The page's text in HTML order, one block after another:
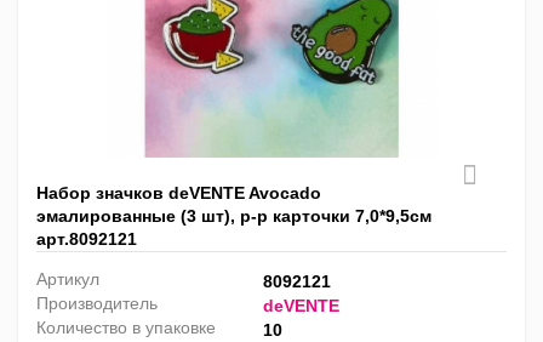
Набор значков deVENTE Avocado
эмалированные (3 шт), р-р карточки 7,0*9,5см
арт.8092121
Артикул
8092121
Производитель
deVENTE
Количество в упаковке
10